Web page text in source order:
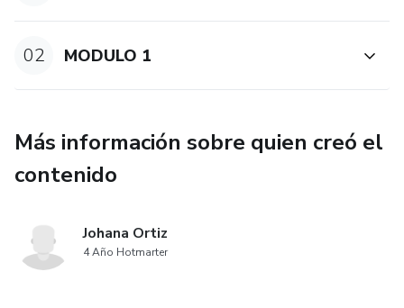
02 MODULO 1
Más información sobre quien creó el
contenido
Johana Ortiz
4 Año Hotmarter